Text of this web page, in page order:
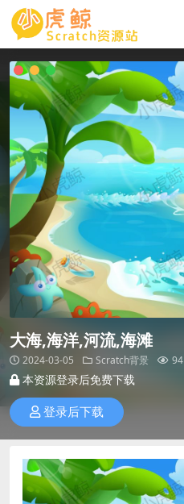
大海,海洋,河流,海滩
2024-03-05 Scratch背景 94
本资源登录后免费下载
登录后下载